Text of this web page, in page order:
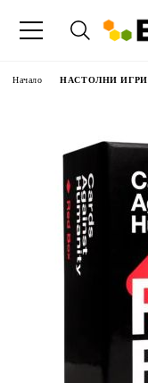
Начало НАСТОЛНИ ИГРИ